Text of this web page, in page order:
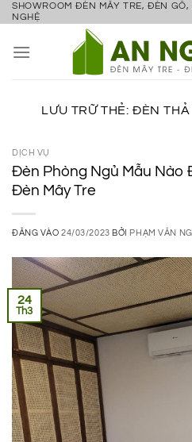
Bỏ
nội
SHOWROOM ĐÈN MÂY TRE, ĐÈN
NGHỆ
LƯU TRỮ THẺ: ĐÈN THẢ
DỊCH VỤ
Đèn Phòng Ngủ Mẫu Nào
Đèn Mây Tre
ĐĂNG VÀO24/03/2023 BỞI PHẠM VĂN
24
Th3